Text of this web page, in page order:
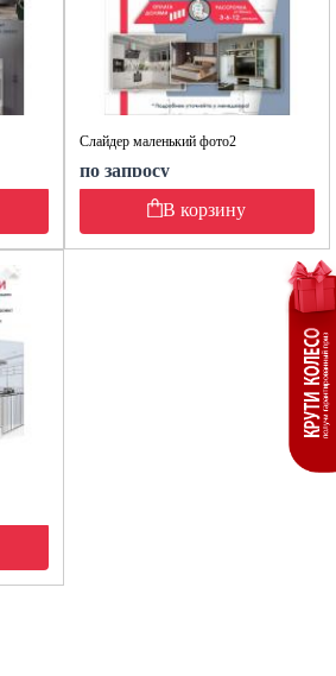
Слайдер маленький фото2
по запросу
В корзину